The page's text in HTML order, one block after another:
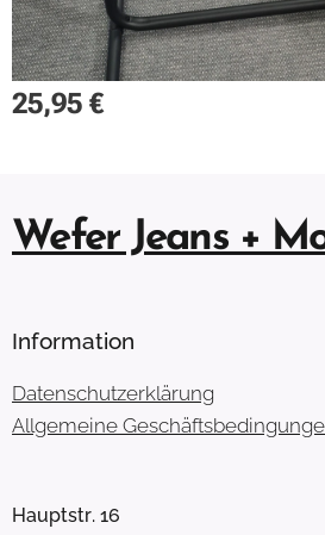
25,95 €
Wefer Jeans +
Information
Datenschutzerklärung
Allgemeine
Hauptstr. 16